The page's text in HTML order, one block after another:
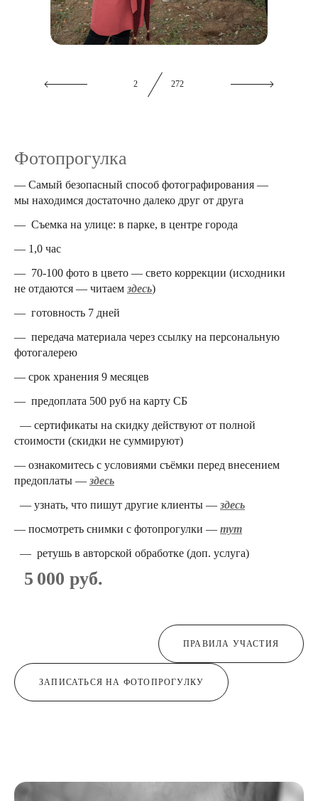
Фотопрогулка
— Самый безопасный способ фотографирования —
мы находимся достаточно далеко друг от друга
— Съемка на улице: в парке, в центре города
— 1,0 час
— 70-100 фото в цвето — свето коррекции (исходники
не отдаются — читаем здесь)
— готовность 7 дней
— передача материала через ссылку на персональную
фотогалерею
— срок хранения 9 месяцев
— предоплата 500 руб на карту СБ
— сертификаты на скидку действуют от полной
стоимости (скидки не суммируют)
— ознакомитесь с условиями съёмки перед внесением
предоплаты — здесь
— узнать, что пишут другие клиенты — здесь
— посмотреть снимки с фотопрогулки — тут
— ретушь в авторской обработке (доп. услуга)
5 000 руб.
2 272
ПРАВИЛА УЧАСТИЯ
ЗАПИСАТЬСЯ НА ФОТОПРОГУЛКУ